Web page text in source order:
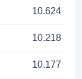
10.624
10.218
10.177